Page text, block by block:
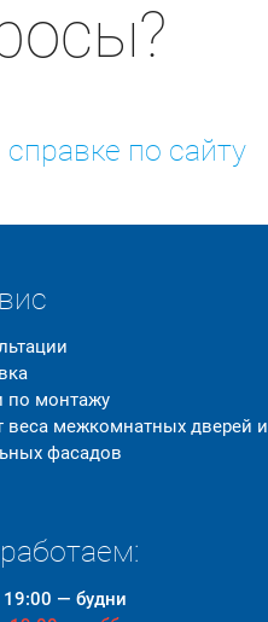
справке по сайту
по монтажу
веса межкомнатных дверей и
фасадов
— будни